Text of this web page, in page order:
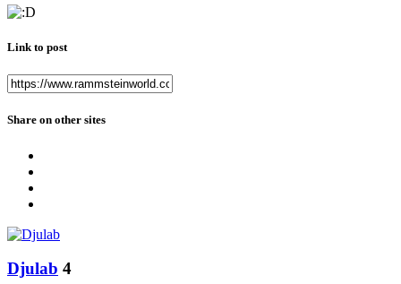
Link to post
Share on other sites
Djulab 4